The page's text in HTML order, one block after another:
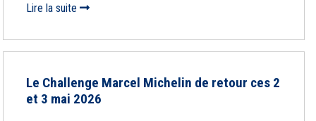
Lire la suite
Le Challenge Marcel Michelin de retour ces 2
et 3 mai 2026